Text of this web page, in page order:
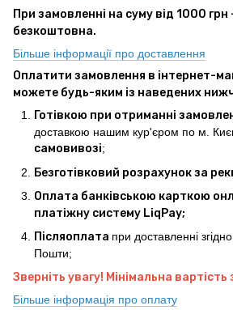
При замовленні на суму від 1000
безкоштовна.
Більше інформації про доставлення
Оплатити замовлення в інтернет-
можете будь-яким із наведених
Готівкою при отриманні
доставкою нашим кур'єром по м.
самовивозі;
Безготівковий розрахунок за
Оплата банківською карткою
платіжну систему LiqPay;
Післяоплата при доставленні
Пошти;
Зверніть увагу! Мінімальна
Більше інформація про оплату